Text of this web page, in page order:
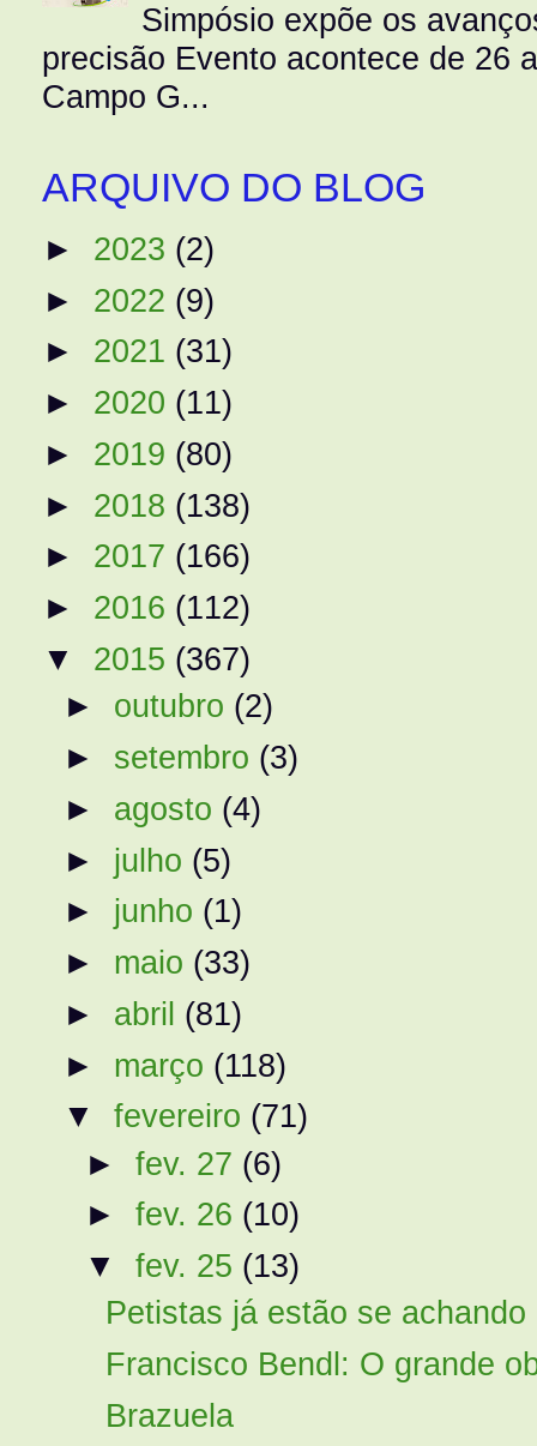
Simpósio expõe os
precisão Evento acontece de 26
Campo G...
ARQUIVO DO BLOG
► 2023 (2)
► 2022 (9)
► 2021 (31)
► 2020 (11)
► 2019 (80)
► 2018 (138)
► 2017 (166)
► 2016 (112)
▼ 2015 (367)
► outubro (2)
► setembro (3)
► agosto (4)
► julho (5)
► junho (1)
► maio (33)
► abril (81)
► março (118)
▼fevereiro (71)
► fev. 27 (6)
► fev. 26 (10)
▼ fev. 25 (13)
Petistas já estão se
Francisco Bendl: O grande
Brazuela